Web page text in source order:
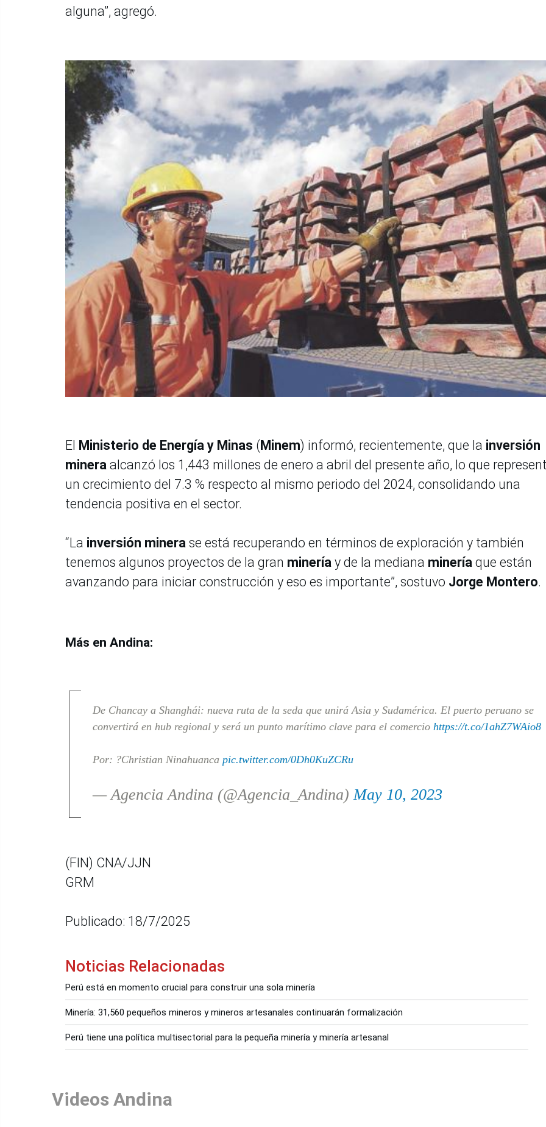
alguna”, agregó.
El Ministerio de Energía y Minas ( Minem) informó, recientemente, que la inversión
minera alcanzó los 1,443 millones de enero a abril del presente año, lo que
un crecimiento del 7.3 % respecto al mismo periodo del 2024, consolidando una
tendencia positiva en el sector.
“La inversión minera se está recuperando en términos de exploración y también
tenemos algunos proyectos de la gran minería y de la mediana minería que están
avanzando para iniciar construcción y eso es importante”, sostuvo Jorge Montero.
Más en Andina:
De Chancay a Shanghái: nueva ruta de la seda que unirá Asia y Sudamérica. El puerto peruano se
convertirá en hub regional y será un punto marítimo clave para el comercio https://t.co/1ahZ7WAio8
Por: ?Christian Ninahuanca pic.twitter.com/0Dh0KuZCRu
— Agencia Andina (@Agencia_Andina)May 10, 2023
(FIN) CNA/JJN
GRM
Publicado: 18/7/2025
Noticias Relacionadas
Perú está en momento crucial para construir una sola minería
Minería: 31,560 pequeños mineros y mineros artesanales continuarán formalización
Perú tiene una política multisectorial para la pequeña minería y minería artesanal
Videos Andina